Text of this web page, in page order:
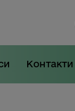
Контакти